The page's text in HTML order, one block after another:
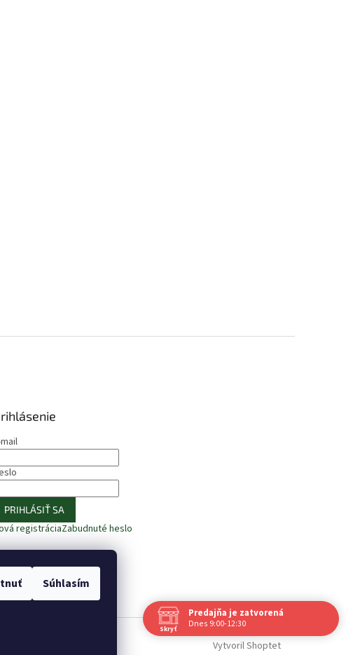
Súhlasím
PRIHLÁSIŤ SA
registráciaZabudnuté heslo
%
Vytvoril Shoptet
Predajňa je zatvorená
Dnes 9:00-12:30
Skryť
Navštívte nás osobne